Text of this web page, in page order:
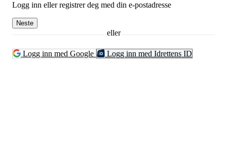
Logg inn eller registrer deg med din e-postadresse
Neste
eller
Logg inn med Google Logg inn med Idrettens ID